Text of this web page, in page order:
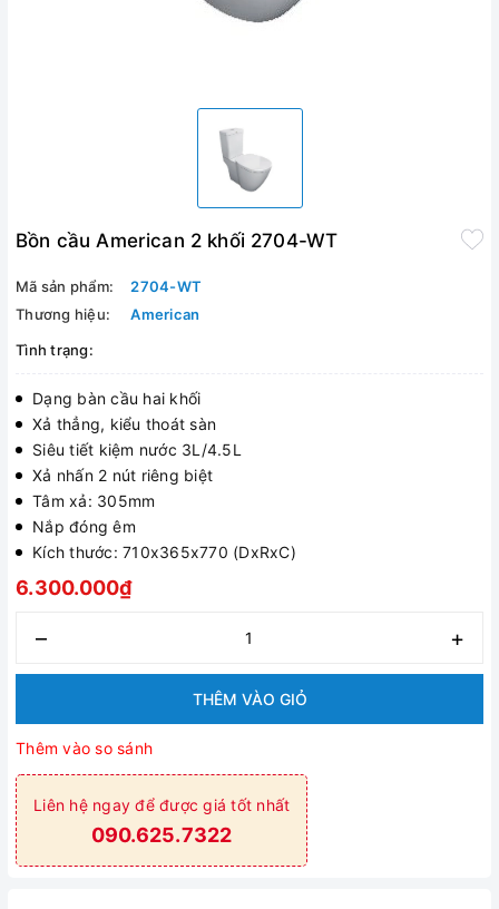
Bồn cầu American 2 khối 2704-WT
Mã sản phẩm:
2704-WT
Thương hiệu:
American
Tình trạng:
Dạng bàn cầu hai khối
Xả thẳng, kiểu thoát sàn
Siêu tiết kiệm nước 3L/4.5L
Xả nhấn 2 nút riêng biệt
Tâm xả: 305mm
Nắp đóng êm
Kích thước: 710x365x770 (DxRxC)
6.300.000₫
– +
THÊM VÀO GIỎ
Thêm vào so sánh
Liên hệ ngay để được giá tốt nhất
090.625.7322